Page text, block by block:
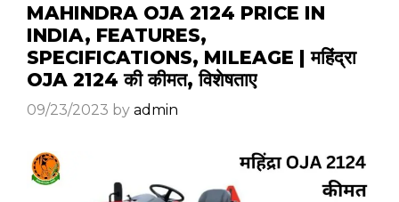
MAHINDRA OJA 2124 PRICE IN
INDIA, FEATURES,
SPECIFICATIONS, MILEAGE | महिंद्रा
OJA 2124 की कीमत, विशेषताए
09/23/2023 by admin